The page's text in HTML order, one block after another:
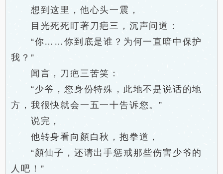
想到这里，他心头一震，
目光死死盯著刀疤三，沉声问道：
“你……你到底是谁？为何一直暗中保护
我？”
闻言，刀疤三苦笑：
“少爷，您身份特殊，此地不是说话的地
方，我很快就会一五一十告诉您。”
说完，
他转身看向顏白秋，抱拳道，
“顏仙子，还请出手惩戒那些伤害少爷的
人吧！”